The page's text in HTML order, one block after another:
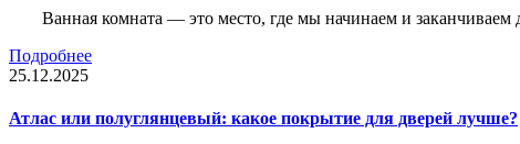
Ванная комната — это место, где мы начинаем и
Подробнее
25.12.2025
Атлас или полуглянцевый: какое покрытие для дверей лучше?